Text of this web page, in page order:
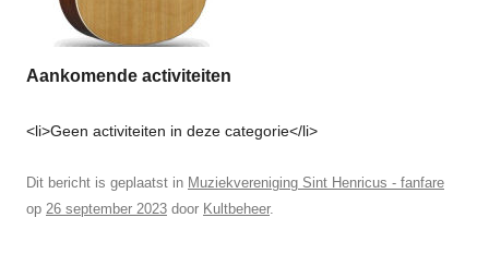
Aankomende activiteiten
<li>Geen activiteiten in deze categorie</li>
Dit bericht is geplaatst in Muziekvereniging Sint Henricus - fanfare
op 26 september 2023 door Kultbeheer.